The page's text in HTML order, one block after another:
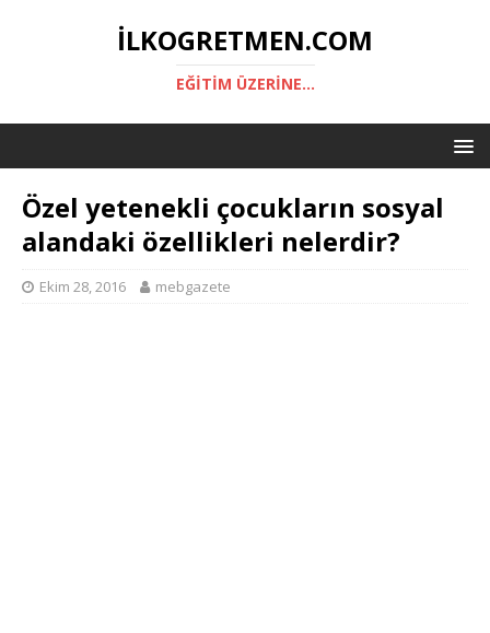
ILKOGRETMEN.COM
EĞITIM ÜZERINE...
Özel yetenekli çocukların sosyal
alandaki özellikleri nelerdir?
Ekim 28, 2016 mebgazete